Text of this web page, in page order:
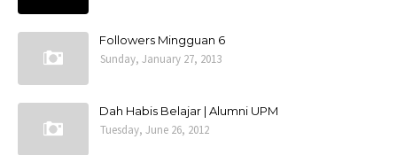
Followers Mingguan 6
Sunday, January 27, 2013
Dah Habis Belajar | Alumni UPM
Tuesday, June 26, 2012